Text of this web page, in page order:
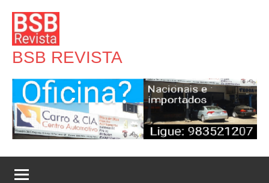
para
conteúdo
BSB REVISTA